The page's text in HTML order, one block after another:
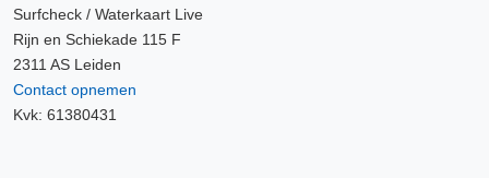
Surfcheck / Waterkaart Live
Rijn en Schiekade 115 F
2311 AS Leiden
Contact opnemen
Kvk: 61380431